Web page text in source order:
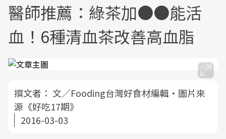
醫師推薦：綠茶加●●能活
血！6種清血茶改善高血脂
撰文者： 文／Fooding台灣好食材編輯‧圖片來
源《好吃17期》
2016-03-03